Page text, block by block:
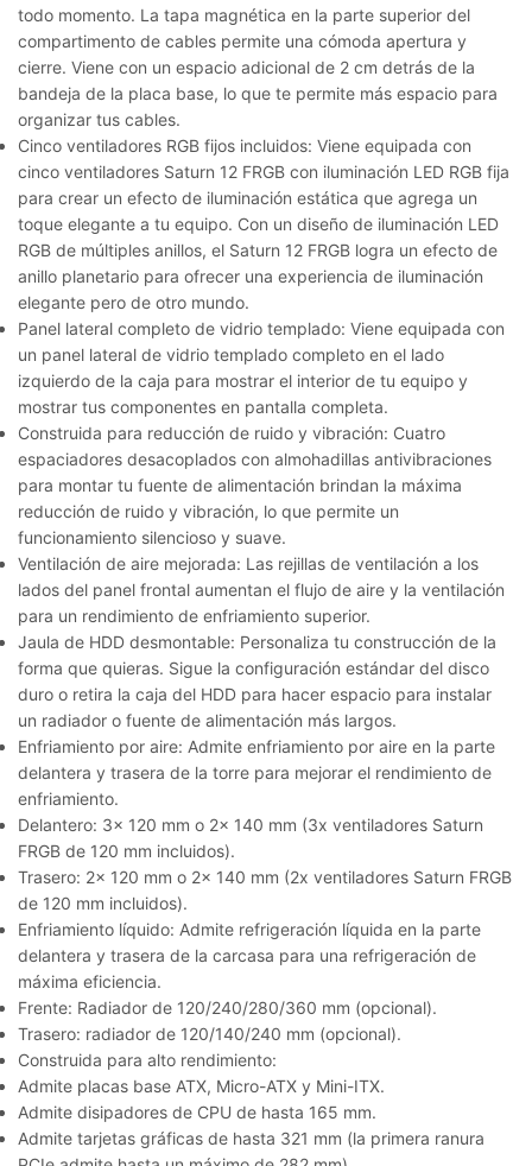
todo momento. La tapa magnética en la parte superior del
compartimento de cables permite una cómoda apertura y
cierre. Viene con un espacio adicional de 2 cm detrás de la
bandeja de la placa base, lo que te permite más espacio para
organizar tus cables.
Cinco ventiladores RGB fijos incluidos: Viene equipada con
cinco ventiladores Saturn 12 FRGB con iluminación LED RGB fija
para crear un efecto de iluminación estática que agrega un
toque elegante a tu equipo. Con un diseño de iluminación LED
RGB de múltiples anillos, el Saturn 12 FRGB logra un efecto de
anillo planetario para ofrecer una experiencia de iluminación
elegante pero de otro mundo.
Panel lateral completo de vidrio templado: Viene equipada con
un panel lateral de vidrio templado completo en el lado
izquierdo de la caja para mostrar el interior de tu equipo y
mostrar tus componentes en pantalla completa.
Construida para reducción de ruido y vibración: Cuatro
espaciadores desacoplados con almohadillas antivibraciones
para montar tu fuente de alimentación brindan la máxima
reducción de ruido y vibración, lo que permite un
funcionamiento silencioso y suave.
Ventilación de aire mejorada: Las rejillas de ventilación a los
lados del panel frontal aumentan el flujo de aire y la ventilación
para un rendimiento de enfriamiento superior.
Jaula de HDD desmontable: Personaliza tu construcción de la
forma que quieras. Sigue la configuración estándar del disco
duro o retira la caja del HDD para hacer espacio para instalar
un radiador o fuente de alimentación más largos.
Enfriamiento por aire: Admite enfriamiento por aire en la parte
delantera y trasera de la torre para mejorar el rendimiento de
enfriamiento.
Delantero: 3x 120 mm o 2x 140 mm (3x ventiladores Saturn
FRGB de 120 mm incluidos).
Trasero: 2x 120 mm o 2x 140 mm (2x ventiladores Saturn FRGB
de 120 mm incluidos).
Enfriamiento líquido: Admite refrigeración líquida en la parte
delantera y trasera de la carcasa para una refrigeración de
máxima eficiencia.
Frente: Radiador de 120/240/280/360 mm (opcional).
Trasero: radiador de 120/140/240 mm (opcional).
Construida para alto rendimiento:
Admite placas base ATX, Micro-ATX y Mini-ITX.
Admite disipadores de CPU de hasta 165 mm.
Admite tarjetas gráficas de hasta 321 mm (la primera ranura